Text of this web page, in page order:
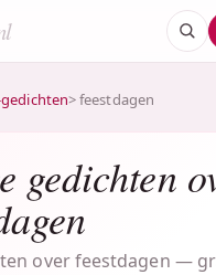
> feestdagen
gedichten
over feestdagen —